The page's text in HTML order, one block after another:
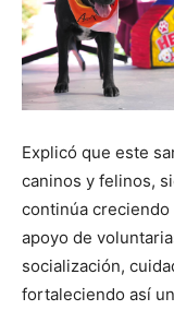
Explicó que este
caninos y felinos,
continúa
apoyo de
socialización,
fortaleciendo así